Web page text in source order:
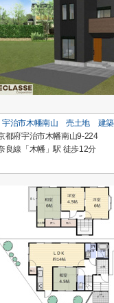
都府宇治市木幡南山9-224
良線「木幡」駅 徒歩12分